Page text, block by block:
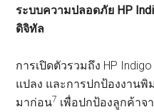
ระบบความปลอดภัย HP
ดิจิทัล
การเปิดตัวรวมถึง HP
แปลง และการปกป้องงาน
มาก่อน7 เพื่อปกป้องลูกค้า